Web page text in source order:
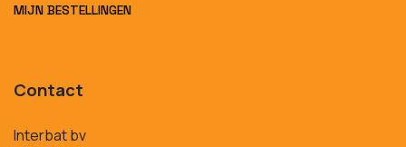
MIJN BESTELLINGEN
Contact
Interbat bv